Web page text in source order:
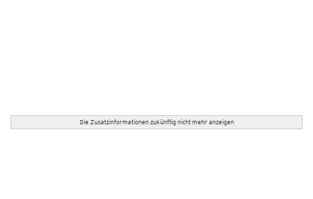
Die Zusatzinformationen zukünftig nicht mehr anzeigen